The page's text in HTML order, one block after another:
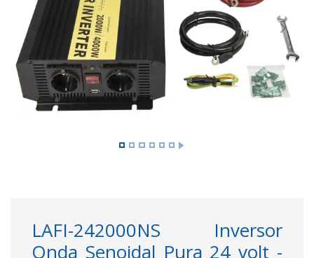
Previous Next
LAFI-242000NS Inversor
Onda Senoidal Pura 24 volt -